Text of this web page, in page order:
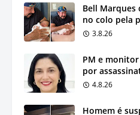
Bell Marques
no colo pela
3.8.26
PM e
por
4.8.26
Homem é